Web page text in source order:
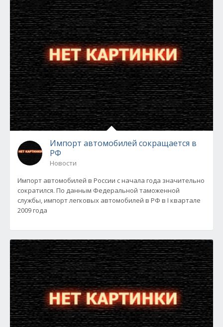
Импорт автомобилей сокращается в
РФ
Новости
Импорт автомобилей в России с начала года значительно
сократился. По данным Федеральной таможенной
службы, импорт легковых автомобилей в РФ в I квартале
2009 года